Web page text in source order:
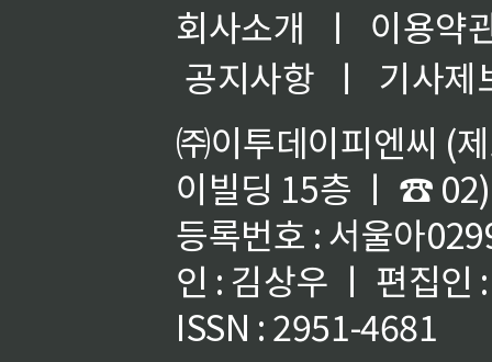
회사소개 ㅣ
이용약
공지사항
ㅣ
기사제
㈜이투데이피엔씨 (
이빌딩 15층 ㅣ ☎
등록번호 : 서울아
인 : 김상우 ㅣ 편집인
ISSN : 2951-4681